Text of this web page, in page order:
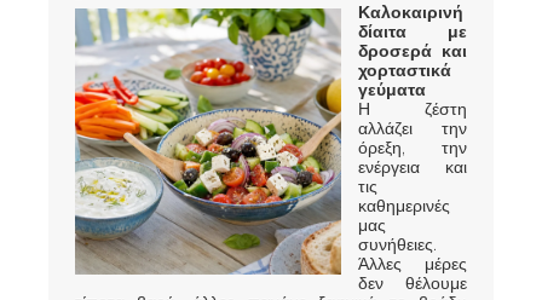
Καλοκαιρινή
δίαιτα με
δροσερά και
χορταστικά
γεύματα
Η ζέστη
αλλάζει την
όρεξη, την
ενέργεια και
τις
καθημερινές
μας
συνήθειες.
Άλλες μέρες
δεν θέλουμε